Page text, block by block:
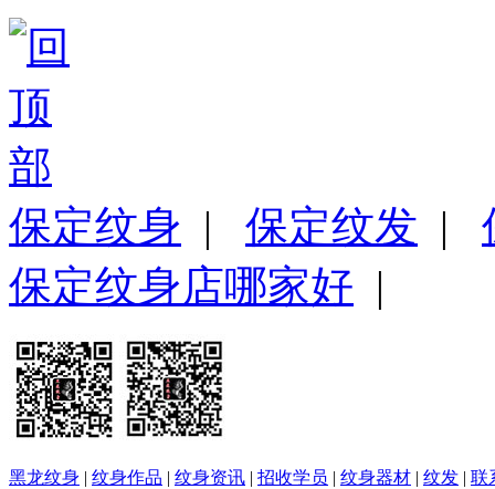
保定纹身 | 保定纹发 |
保定纹身店哪家好 |
黑龙纹身 | 纹身作品 | 纹身资讯 | 招收学员 | 纹身器材 | 纹发 | 联